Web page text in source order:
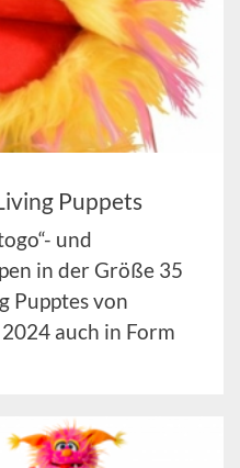
Puppets
und
in der Größe 35
Pupptes von
auch in Form